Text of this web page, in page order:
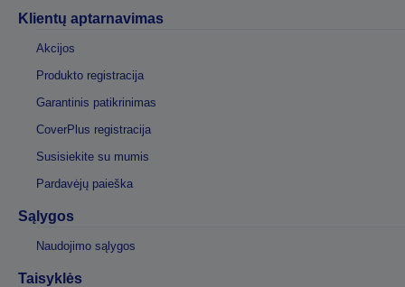
Klientų aptarnavimas
Akcijos
Produkto registracija
Garantinis patikrinimas
CoverPlus registracija
Susisiekite su mumis
Pardavėjų paieška
Sąlygos
Naudojimo sąlygos
Taisyklės